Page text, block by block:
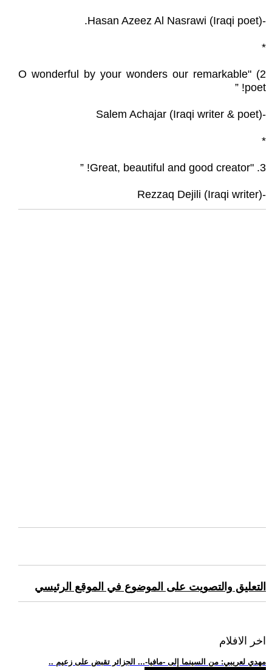
-Hasan Azeez Al Nasrawi (Iraqi poet).
*
2) "O wonderful by your wonders our remarkable
poet! ”
-Salem Achajar (Iraqi writer & poet)
*
3. "Great, beautiful and good creator! ”
-Rezzaq Dejili (Iraqi writer)
التعليق والتصويت على الموضوع في الموقع الرئيسي
اخر الافلام
.. مهدي لعريبي: من السينما إلى -مافيا-... الجزائر تقبض على زعيم